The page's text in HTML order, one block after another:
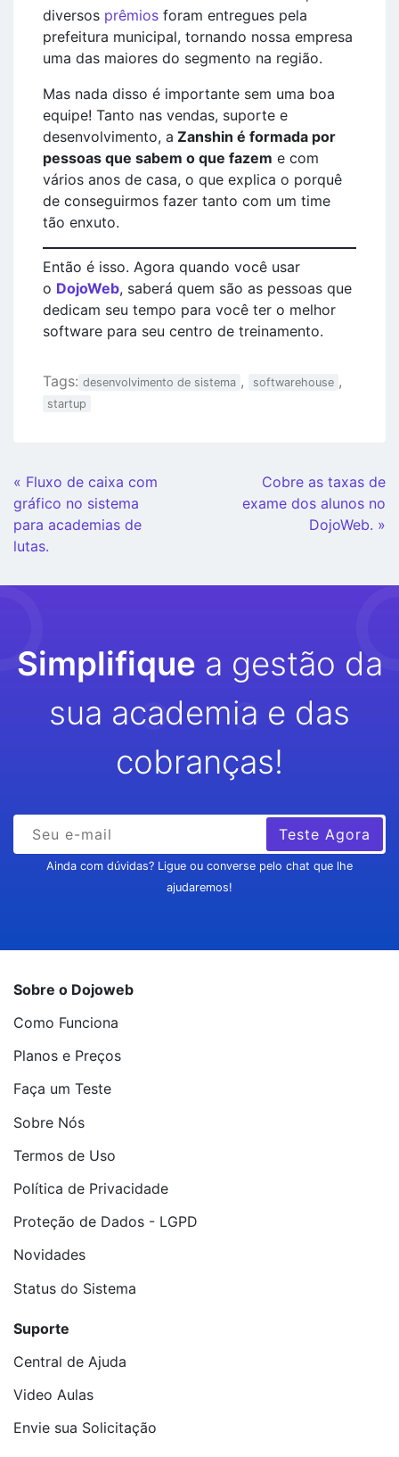
diversos prêmios foram entregues pela
prefeitura municipal, tornando nossa empresa
uma das maiores do segmento na região.
Mas nada disso é importante sem uma boa
equipe! Tanto nas vendas, suporte e
desenvolvimento, a Zanshin é formada por
pessoas que sabem o que fazem e com
vários anos de casa, o que explica o porquê
de conseguirmos fazer tanto com um time
tão enxuto.
Então é isso. Agora quando você usar
o DojoWeb, saberá quem são as pessoas que
dedicam seu tempo para você ter o melhor
software para seu centro de treinamento.
Tags: desenvolvimento de sistema , softwarehouse ,
startup
Continue
Lendo
« Fluxo de caixa com
gráfico no sistema
para academias de
lutas.
Cobre as taxas de
exame dos alunos no
DojoWeb. »
Simplifique a gestão da
sua academia e das
cobranças!
Teste Agora
Ainda com dúvidas? Ligue ou converse pelo chat que lhe
ajudaremos!
Sobre o Dojoweb
Como Funciona
Planos e Preços
Faça um Teste
Sobre Nós
Termos de Uso
Política de Privacidade
Proteção de Dados - LGPD
Novidades
Status do Sistema
Suporte
Central de Ajuda
Video Aulas
Envie sua Solicitação